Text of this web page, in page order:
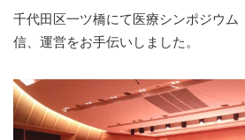
千代田区一ツ橋にて医療シンポジウム
信、運営をお手伝いしました。